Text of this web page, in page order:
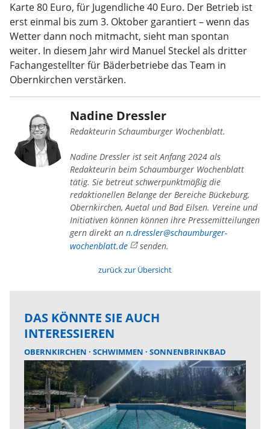
Karte 80 Euro, für Jugendliche 40 Euro. Der Betrieb ist
erst einmal bis zum 3. Oktober garantiert – wenn das
Wetter dann noch mitmacht, sieht man spontan
weiter. In diesem Jahr wird Manuel Steckel als dritter
Fachangestellter für Bäderbetriebe das Team in
Obernkirchen verstärken.
Nadine Dressler
Redakteurin Schaumburger Wochenblatt.
Nadine Dressler ist seit Anfang 2024 als
Redakteurin beim Schaumburger Wochenblatt
tätig. Sie betreut schwerpunktmäßig die
redaktionellen Belange der Bereiche Bückeburg,
Obernkirchen, Auetal und Bad Eilsen. Vereine und
Initiativen können können ihre Pressemitteilungen
gern direkt an n.dressler@schaumburger-
wochenblatt.de
senden.
zurück zur Übersicht
DAS KÖNNTE SIE AUCH
INTERESSIEREN
OBERNKIRCHEN SCHWIMMEN SONNENBRINKBAD